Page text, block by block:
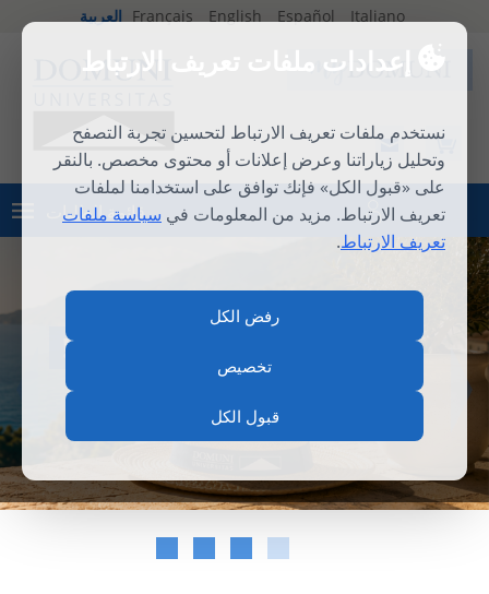
إعدادات ملفات تعريف الارتباط
نستخدم ملفات تعريف الارتباط لتحسين تجربة التصفح
وتحليل زياراتنا وعرض إعلانات أو محتوى مخصص. بالنقر
على «قبول الكل» فإنك توافق على استخدامنا لملفات
تعريف الارتباط. مزيد من المعلومات في سياسة ملفات
تعريف الارتباط.
رفض الكل
تخصيص
قبول الكل
Français English Español Italiano العربية
قائمة الطلبات تسجيل الدخول